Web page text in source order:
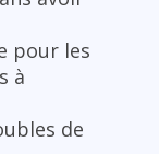
pour les
à
de